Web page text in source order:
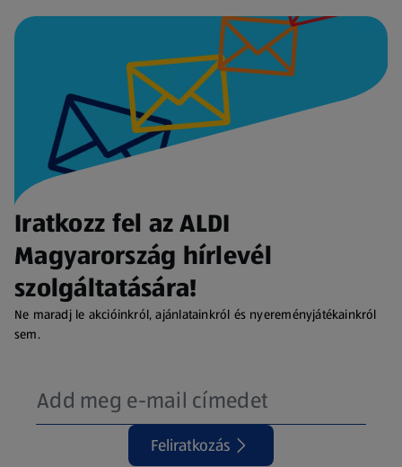
Iratkozz fel az ALDI
Magyarország hírlevél
szolgáltatására!
Ne maradj le akcióinkról, ajánlatainkról és nyereményjátékainkról
sem.
Feliratkozás